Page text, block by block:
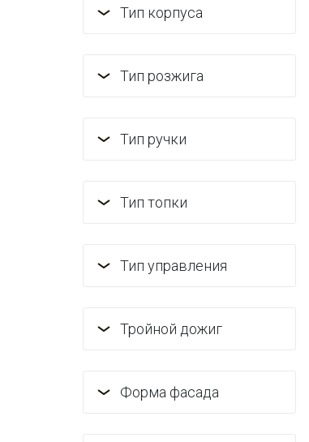
Тип корпуса
Тип розжига
Тип ручки
Тип топки
Тип управления
Тройной дожиг
Форма фасада